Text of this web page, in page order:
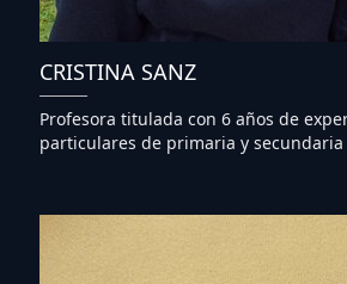
CRISTINA SANZ
Profesora titulada con 6 años de
particulares de primaria y secundaria